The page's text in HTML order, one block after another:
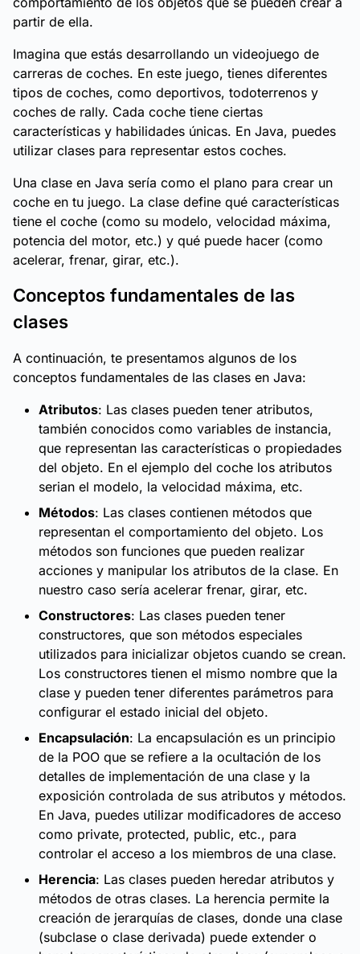
partir de ella.
Imagina que estás desarrollando un videojuego de
carreras de coches. En este juego, tienes diferentes
tipos de coches, como deportivos, todoterrenos y
coches de rally. Cada coche tiene ciertas
características y habilidades únicas. En Java, puedes
utilizar clases para representar estos coches.
Una clase en Java sería como el plano para crear un
coche en tu juego. La clase define qué características
tiene el coche (como su modelo, velocidad máxima,
potencia del motor, etc.) y qué puede hacer (como
acelerar, frenar, girar, etc.).
Conceptos fundamentales de las
clases
A continuación, te presentamos algunos de los
conceptos fundamentales de las clases en Java:
Atributos: Las clases pueden tener atributos,
también conocidos como variables de instancia,
que representan las características o propiedades
del objeto. En el ejemplo del coche los atributos
serian el modelo, la velocidad máxima, etc.
Métodos: Las clases contienen métodos que
representan el comportamiento del objeto. Los
métodos son funciones que pueden realizar
acciones y manipular los atributos de la clase. En
nuestro caso sería acelerar frenar, girar, etc.
Constructores: Las clases pueden tener
constructores, que son métodos especiales
utilizados para inicializar objetos cuando se crean.
Los constructores tienen el mismo nombre que la
clase y pueden tener diferentes parámetros para
configurar el estado inicial del objeto.
Encapsulación: La encapsulación es un principio
de la POO que se refiere a la ocultación de los
detalles de implementación de una clase y la
exposición controlada de sus atributos y métodos.
En Java, puedes utilizar modificadores de acceso
como private, protected, public, etc., para
controlar el acceso a los miembros de una clase.
Herencia: Las clases pueden heredar atributos y
métodos de otras clases. La herencia permite la
creación de jerarquías de clases, donde una clase
(subclase o clase derivada) puede extender o